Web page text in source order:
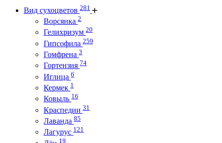
Вид сухоцветов 281
Ворсянка 2
Гелихризум 20
Гипсофила 259
Гомфрена 3
Гортензия 74
Иглица 6
Кермек 1
Ковыль 16
Краспедии 31
Лаванда 85
Лагурус 121
19